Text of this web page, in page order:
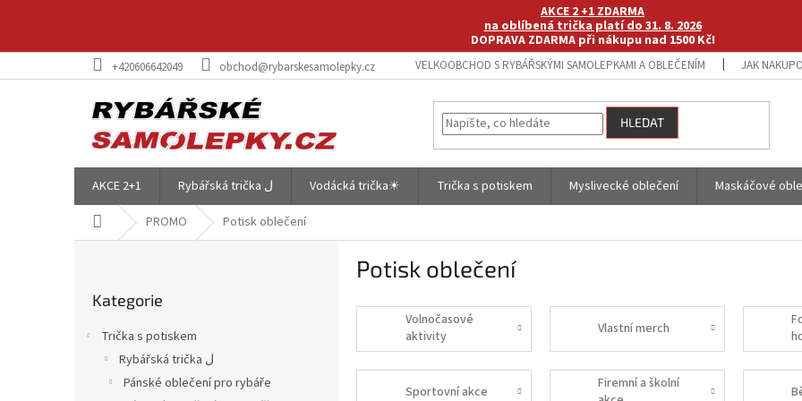
AKCE 2 +1 ZDARMA
na oblíbená trička platí do 31. 8. 2026
DOPRAVA ZDARMA při nákupu nad 1500 Kč!
+420606642049 obchod@rybarskesamolepky.cz VELKOOBCHOD S RYBÁŘSKÝMI SAMOLEPKAMI A OBLEČENÍM JAK
HLEDAT
AKCE 2+1 Rybářská trička ل Vodácká trička☀ Trička s potiskem Myslivecké oblečení Maskáčové
Domů PROMO Potisk oblečení
kategorie
Kategorie
Trička s potiskem
Rybářská trička ل
Pánské oblečení pro rybáře
Potisk oblečení
Volnočasové
aktivity
Vlastní merch
Sportovní akce
Firemní a školní